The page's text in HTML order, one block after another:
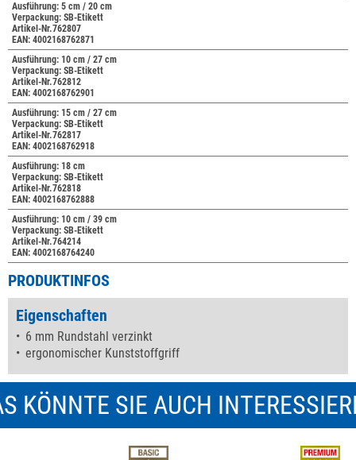
Ausführung: 5 cm / 20 cm
Verpackung: SB-Etikett
Artikel-Nr.762807
EAN: 4002168762871
Ausführung: 10 cm / 27 cm
Verpackung: SB-Etikett
Artikel-Nr.762812
EAN: 4002168762901
Ausführung: 15 cm / 27 cm
Verpackung: SB-Etikett
Artikel-Nr.762817
EAN: 4002168762918
Ausführung: 18 cm
Verpackung: SB-Etikett
Artikel-Nr.762818
EAN: 4002168762888
Ausführung: 10 cm / 39 cm
Verpackung: SB-Etikett
Artikel-Nr.764214
EAN: 4002168764240
PRODUKTINFOS
Eigenschaften
6 mm Rundstahl verzinkt
ergonomischer Kunststoffgriff
KÖNNTE SIE AUCH